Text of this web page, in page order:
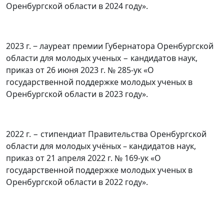
Оренбургской области в 2024 году».
2023 г. ‒ лауреат премии Губернатора Оренбургской
области для молодых ученых − кандидатов наук,
приказ от 26 июня 2023 г. № 285-ук «О
государственной поддержке молодых ученых в
Оренбургской области в 2023 году».
2022 г. − стипендиат Правительства Оренбургской
области для молодых учёных – кандидатов наук,
приказ от 21 апреля 2022 г. № 169-ук «О
государственной поддержке молодых ученых в
Оренбургской области в 2022 году».